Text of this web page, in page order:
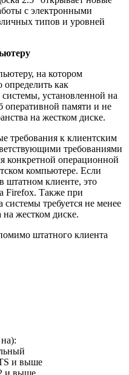
с электронными
типов и уровней
на котором
как
установленной на
оперативной памяти и не
на жестком диске.
требования к клиентским
требованиями
конкретной операционной
компьютере. Если
штатном клиенте, это
Firefox. Также при
требуется не менее
жестком диске.
штатного клиента
и выше
и выше